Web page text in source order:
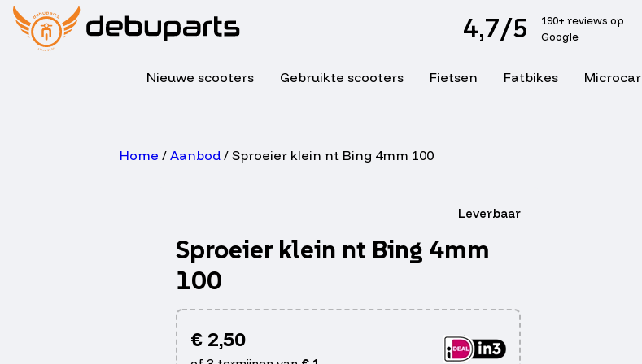
4,7/5
190+ reviews op
Google
Nieuwe scooters Gebruikte scooters Fietsen Fatbikes Microcar
Home / Aanbod/ Sproeier klein nt Bing 4mm 100
Leverbaar
Sproeier klein nt Bing 4mm
100
€2,50